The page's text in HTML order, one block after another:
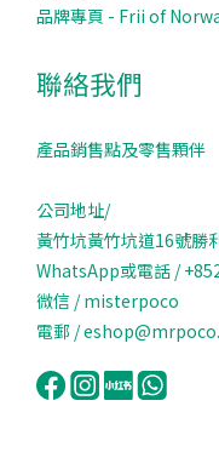
品牌專頁 - Frii of
聯絡我們
產品銷售點及零售顆伴
公司地址/
黃竹坑黃竹坑道16號勝
WhatsApp或電話 /
微信 / misterpoco
電郵 /